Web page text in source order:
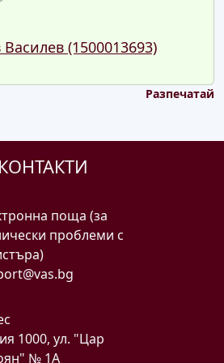
(1500013693)
Разпечатай
КОНТАКТИ
поща (за
проблеми с
1000, ул. "Цар
№ 1A